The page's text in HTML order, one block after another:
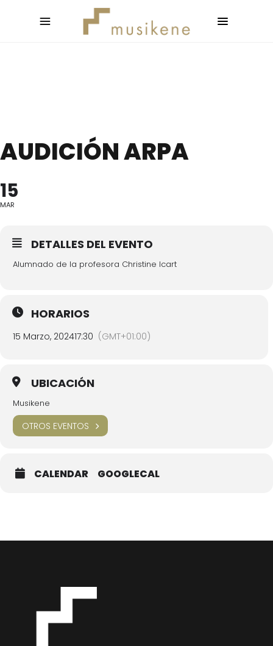
AUDICIÓN ARPA
15
MAR
DETALLES DEL EVENTO
Alumnado de la profesora Christine Icart
HORARIOS
15 Marzo, 202417:30 (GMT+01:00)
UBICACIÓN
Musikene
OTROS EVENTOS
CALENDAR GOOGLECAL